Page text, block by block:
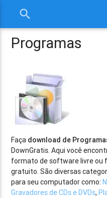
search
Programas
Faça download de
DownGratis. Aqui você
formato de software livre ou
gratuito. São diversas
para seu computador como:
Gravadores de CDs e DVDs,